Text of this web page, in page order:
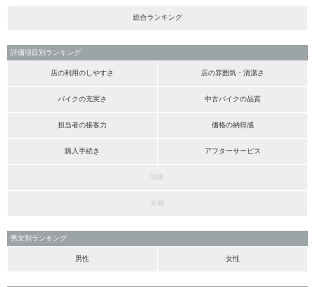
総合ランキング
評価項目別ランキング
店の利用のしやすさ 店の雰囲気・清潔さ
バイクの充実さ 中古バイクの品質
担当者の接客力 価格の納得感
購入手続き アフターサービス
関東
近畿
男女別ランキング
男性 女性